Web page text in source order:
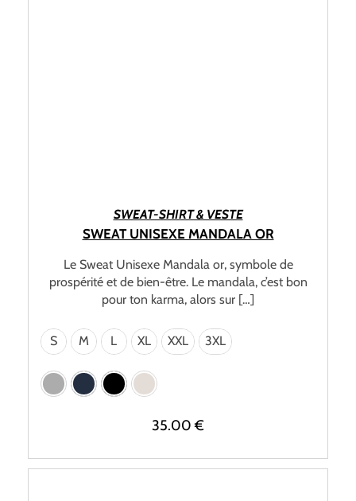
SWEAT-SHIRT & VESTE
SWEAT UNISEXE MANDALA OR
Le Sweat Unisexe Mandala or, symbole de
prospérité et de bien-être. Le mandala, c’est bon
pour ton karma, alors sur […]
S M L XL XXL 3XL
35.00€